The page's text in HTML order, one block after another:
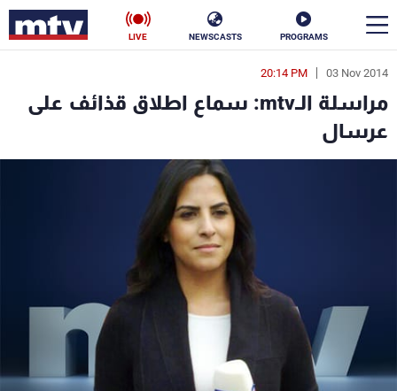
PROGRAMS
NEWSCASTS
LIVE
03 Nov 2014
20:14 PM
مراسلة الـmtv: سماع اطلاق قذائف على
عرسال
en
الأخبار
سياسة ناس
فن
رياضة
البرامج